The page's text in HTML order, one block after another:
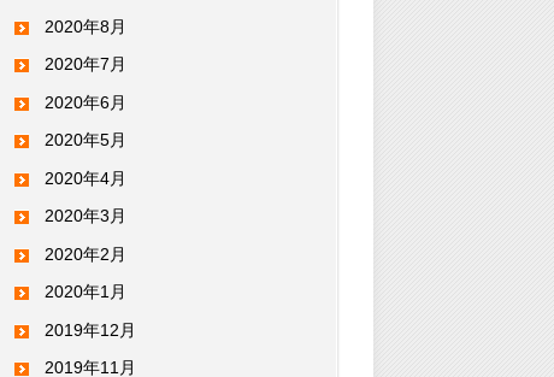
2020年8月
2020年7月
2020年6月
2020年5月
2020年4月
2020年3月
2020年2月
2020年1月
2019年12月
2019年11月